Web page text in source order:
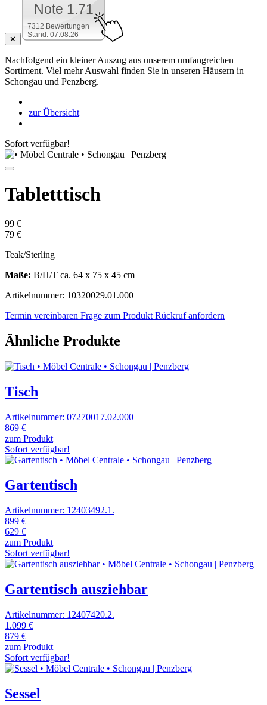
✕
7312 Bewertungen
Stand: 07.08.26
Note 1.71
Nachfolgend ein kleiner Auszug aus unserem umfangreichen
Sortiment. Viel mehr Auswahl finden Sie in unseren Häusern in
Schongau und Penzberg.
zur Übersicht
Sofort verfügbar!
Tabletttisch
99 €
79 €
Teak/Sterling
Maße: B/H/T ca. 64 x 75 x 45 cm
Artikelnummer: 10320029.01.000
Termin vereinbaren Frage zum Produkt Rückruf anfordern
Ähnliche Produkte
Tisch
Artikelnummer: 07270017.02.000
869 €
zum Produkt
Sofort verfügbar!
Gartentisch
Artikelnummer: 12403492.1.
899 €
629 €
zum Produkt
Sofort verfügbar!
Gartentisch ausziehbar
Artikelnummer: 12407420.2.
1.099 €
879 €
zum Produkt
Sofort verfügbar!
Sessel